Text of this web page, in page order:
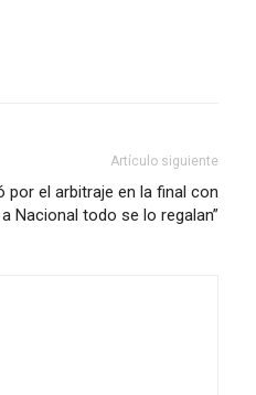
Artículo siguiente
por el arbitraje en la final con
Nacional todo se lo regalan”